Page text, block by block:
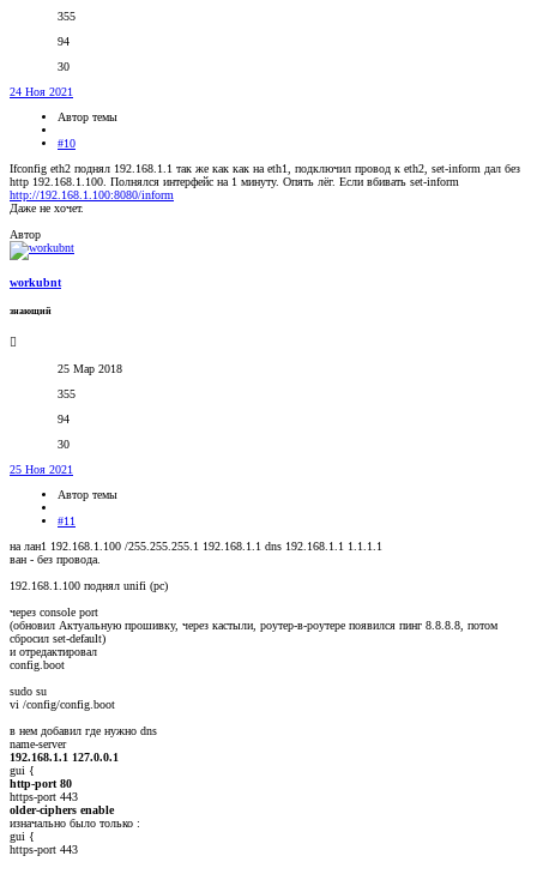
355
94
30
24 Ноя 2021
Автор темы
#10
Ifconfig eth2 поднял 192.168.1.1 так же как как на eth1, подключил провод к eth2, set-inform дал без
http 192.168.1.100. Полнялся интерфейс на 1 минуту. Опять лёг. Если вбивать set-inform
http://192.168.1.100:8080/inform
Даже не хочет.
Автор
workubnt
знающий
25 Мар 2018
355
94
30
25 Ноя 2021
Автор темы
#11
на лан1 192.168.1.100 /255.255.255.1 192.168.1.1 dns 192.168.1.1 1.1.1.1
ван - без провода.
192.168.1.100 поднял unifi (pc)
через console port
(обновил Актуальную прошивку, через кастыли, роутер-в-роутере появился пинг 8.8.8.8, потом
сбросил set-default)
и отредактировал
config.boot
sudo su
vi /config/config.boot
в нем добавил где нужно dns
name-server
192.168.1.1 127.0.0.1
gui {
http-port 80
https-port 443
older-ciphers enable
изначально было только :
gui {
https-port 443